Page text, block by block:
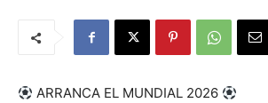
ARRANCA EL MUNDIAL 2026